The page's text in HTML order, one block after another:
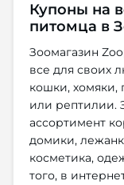
Купоны на
питомца в
Зоомагазин
все для своих
кошки, хомяки,
или рептилии.
ассортимент
домики,
косметика,
того, в